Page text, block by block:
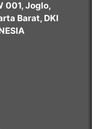
001, Joglo,
Barat, DKI
EdavosPT